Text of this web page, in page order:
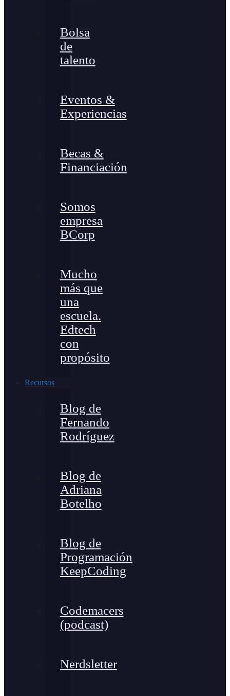
Bolsa
de
talento
Eventos &
Experiencias
Becas &
Financiación
Somos
empresa
BCorp
Mucho
más que
una
escuela.
Edtech
con
propósito
Recursos
Blog de
Fernando
Rodríguez
Blog de
Adriana
Botelho
Blog de
Programación
KeepCoding
Codemacers
(podcast)
Nerdsletter